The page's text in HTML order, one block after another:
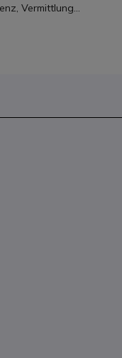
Vermittlung...